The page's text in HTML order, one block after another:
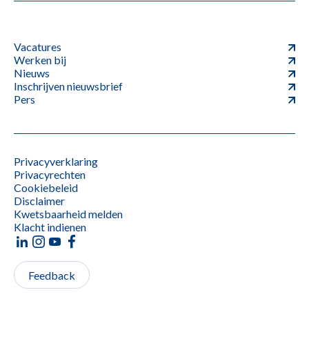
Vacatures
Werken bij
Nieuws
Inschrijven nieuwsbrief
Pers
Privacyverklaring
Privacyrechten
Cookiebeleid
Disclaimer
Kwetsbaarheid melden
Klacht indienen
Feedback